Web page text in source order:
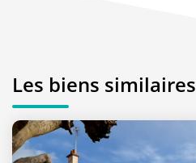
Les biens similaires